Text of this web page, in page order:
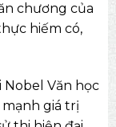
chương của
hiếm có,
Nobel Văn học
giá trị